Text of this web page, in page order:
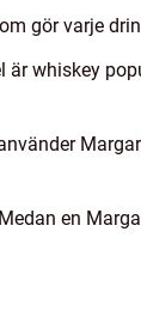
gör varje
whiskey
en